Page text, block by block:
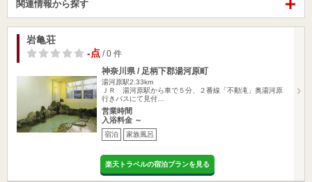
関連情報から探す
岩亀荘
-点 / 0 件
神奈川県 / 足柄下郡湯河原町
湯河原駅2.33km
ＪＲ 湯河原駅から車で５分、２番線「不動滝」奥湯河原
行きバスにて見付…
営業時間
入浴料金 ～
宿泊 家族風呂
楽天トラベルの宿泊プランを見る